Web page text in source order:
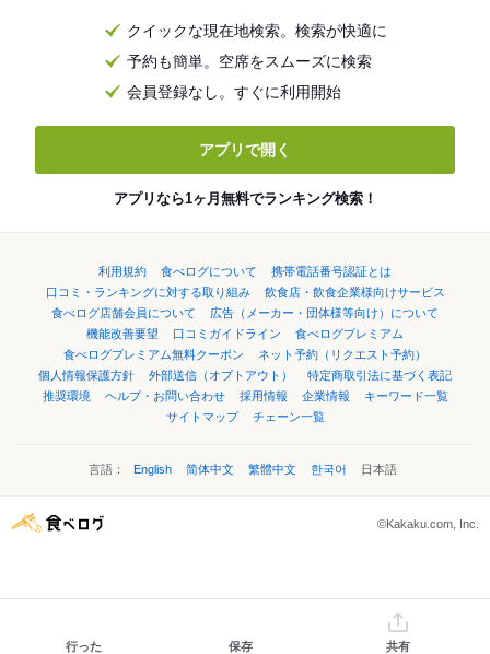
クイックな現在地検索。検索が快適に
予約も簡単。空席をスムーズに検索
会員登録なし。すぐに利用開始
アプリで開く
アプリなら1ヶ月無料でランキング検索！
利用規約 食べログについて
携帯電話番号認証とは
口コミ・ランキングに対する取り組み
飲食店・飲食企業様向けサービス
食べログ店舗会員について
広告（メーカー・団体様等向け）について
機能改善要望
口コミガイドライン
食べログプレミアム
食べログプレミアム無料クーポン
ネット予約（リクエスト予約）
個人情報保護方針
外部送信（オプトアウト）
特定商取引法に基づく表記
推奨環境
ヘルプ・お問い合わせ 採用情報 企業情報
キーワード一覧
サイトマップ
チェーン一覧
言語： English 简体中文 繁體中文 한국어 日本語
©Kakaku.com, Inc.
行った 保存 共有